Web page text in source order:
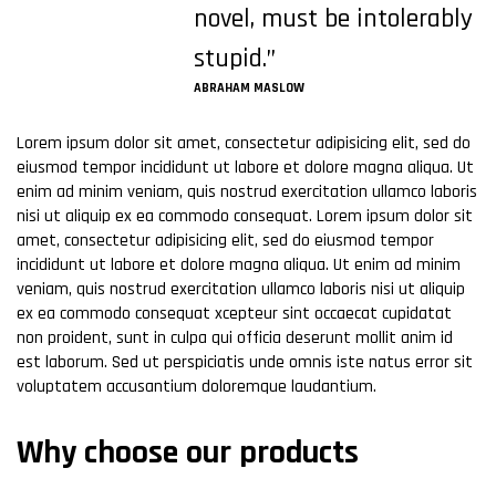
novel, must be intolerably
stupid.”
ABRAHAM MASLOW
Lorem ipsum dolor sit amet, consectetur adipisicing elit, sed do
eiusmod tempor incididunt ut labore et dolore magna aliqua. Ut
enim ad minim veniam, quis nostrud exercitation ullamco laboris
nisi ut aliquip ex ea commodo consequat. Lorem ipsum dolor sit
amet, consectetur adipisicing elit, sed do eiusmod tempor
incididunt ut labore et dolore magna aliqua. Ut enim ad minim
veniam, quis nostrud exercitation ullamco laboris nisi ut aliquip
ex ea commodo consequat xcepteur sint occaecat cupidatat
non proident, sunt in culpa qui officia deserunt mollit anim id
est laborum. Sed ut perspiciatis unde omnis iste natus error sit
voluptatem accusantium doloremque laudantium.
Why choose our products